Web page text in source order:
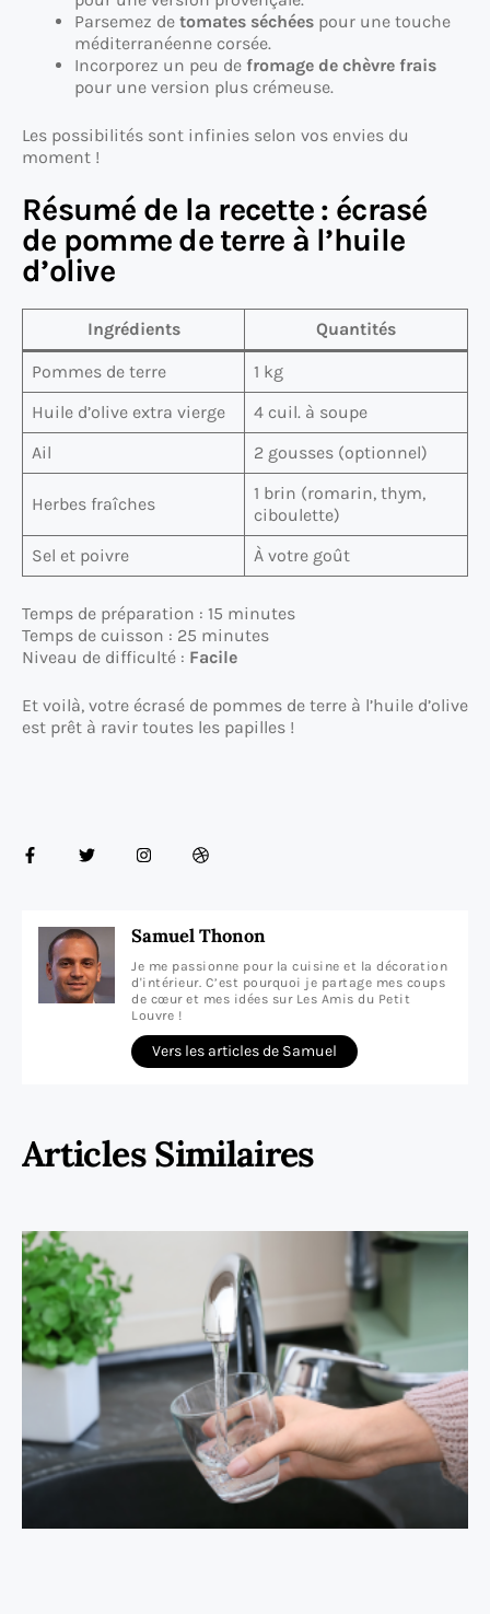
Parsemez de tomates séchées pour une touche
méditerranéenne corsée.
Incorporez un peu de fromage de chèvre frais
pour une version plus crémeuse.
Les possibilités sont infinies selon vos envies du
moment !
Résumé de la recette : écrasé
de pomme de terre à l’huile
d’olive
Ingrédients Quantités
Pommes de terre
1 kg
Huile d’olive extra vierge
4 cuil. à soupe
Ail
2 gousses (optionnel)
Herbes fraîches
1 brin (romarin, thym,
ciboulette)
Sel et poivre
À votre goût
Temps de préparation : 15 minutes
Temps de cuisson : 25 minutes
Niveau de difficulté : Facile
Et voilà, votre écrasé de pommes de terre à l’huile d’olive
est prêt à ravir toutes les papilles !
Samuel Thonon
Je me passionne pour la cuisine et la décoration
d'intérieur. C’est pourquoi je partage mes coups
de cœur et mes idées sur Les Amis du Petit
Louvre !
Vers les articles de Samuel
Articles Similaires